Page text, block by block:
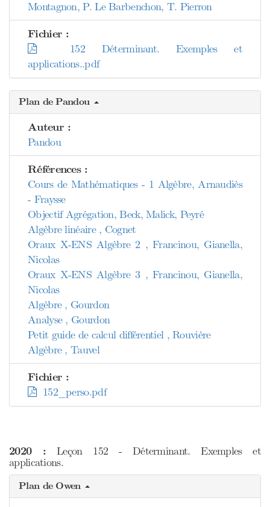
Montagnon, P. Le Barbenchon, T. Pierron
Fichier :
152 Déterminant. Exemples et
applications..pdf
Plan de Pandou
Auteur :
Pandou
Références :
Cours de Mathématiques - 1 Algèbre, Arnaudiès
- Fraysse
Objectif Agrégation, Beck, Malick, Peyré
Algèbre linéaire , Cognet
Oraux X-ENS Algèbre 2 , Francinou, Gianella,
Nicolas
Oraux X-ENS Algèbre 3 , Francinou, Gianella,
Nicolas
Algèbre , Gourdon
Analyse , Gourdon
Petit guide de calcul différentiel , Rouvière
Algèbre , Tauvel
Fichier :
152_perso.pdf
2020 : Leçon 152 - Déterminant. Exemples et
applications.
Plan de Owen